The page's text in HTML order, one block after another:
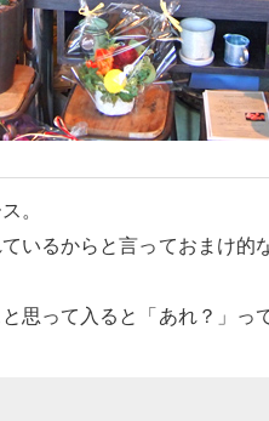
。
いるからと言っておまけ的
思って入ると「あれ？」っ